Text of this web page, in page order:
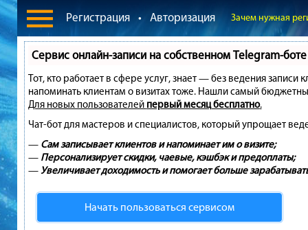
Регистрация • Авторизация Зачем нужная
Сервис онлайн-записи на собственном Telegram-боте
Тот, кто работает в сфере услуг, знает — без ведения
напоминать клиентам о визитах тоже. Нашли самый
Для новых пользователей первый месяц бесплатно.
Чат-бот для мастеров и специалистов, который упрощает
— Сам записывает клиентов и напоминает им о визите;
— Персонализирует скидки, чаевые, кэшбэк и предоплаты;
—Увеличивает доходимость и помогает больше
Начать пользоваться сервисом